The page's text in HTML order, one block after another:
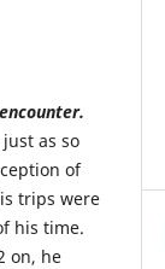
as so
of
trips were
his time.
on, he